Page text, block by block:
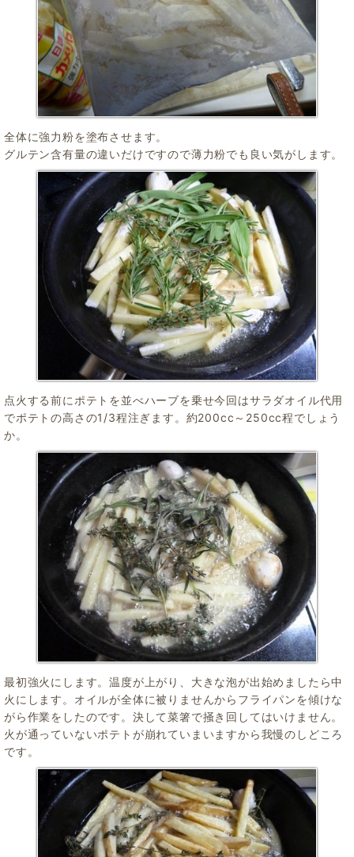
全体に強力粉を塗布させます。
グルテン含有量の違いだけですので薄力粉でも良い気がします。
点火する前にポテトを並べハーブを乗せ今回はサラダオイル代用
でポテトの高さの1/3程注ぎます。約200cc～250cc程でしょう
か。
最初強火にします。温度が上がり、大きな泡が出始めましたら中
火にします。オイルが全体に被りませんからフライパンを傾けな
がら作業をしたのです。決して菜箸で掻き回してはいけません。
火が通っていないポテトが崩れていまいますから我慢のしどころ
です。